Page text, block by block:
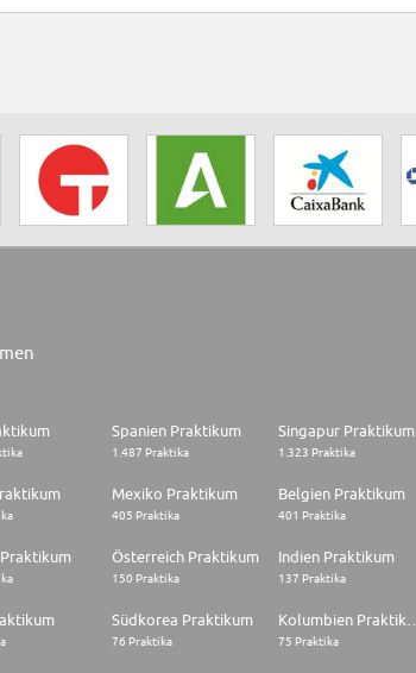
Spanien Praktikum
1.487 Praktika
Singapur Praktikum
1.323 Praktika
Mexiko Praktikum
405 Praktika
Belgien Praktikum
401 Praktika
Österreich Praktikum
150 Praktika
Indien Praktikum
137 Praktika
Südkorea Praktikum
76 Praktika 75 Praktika